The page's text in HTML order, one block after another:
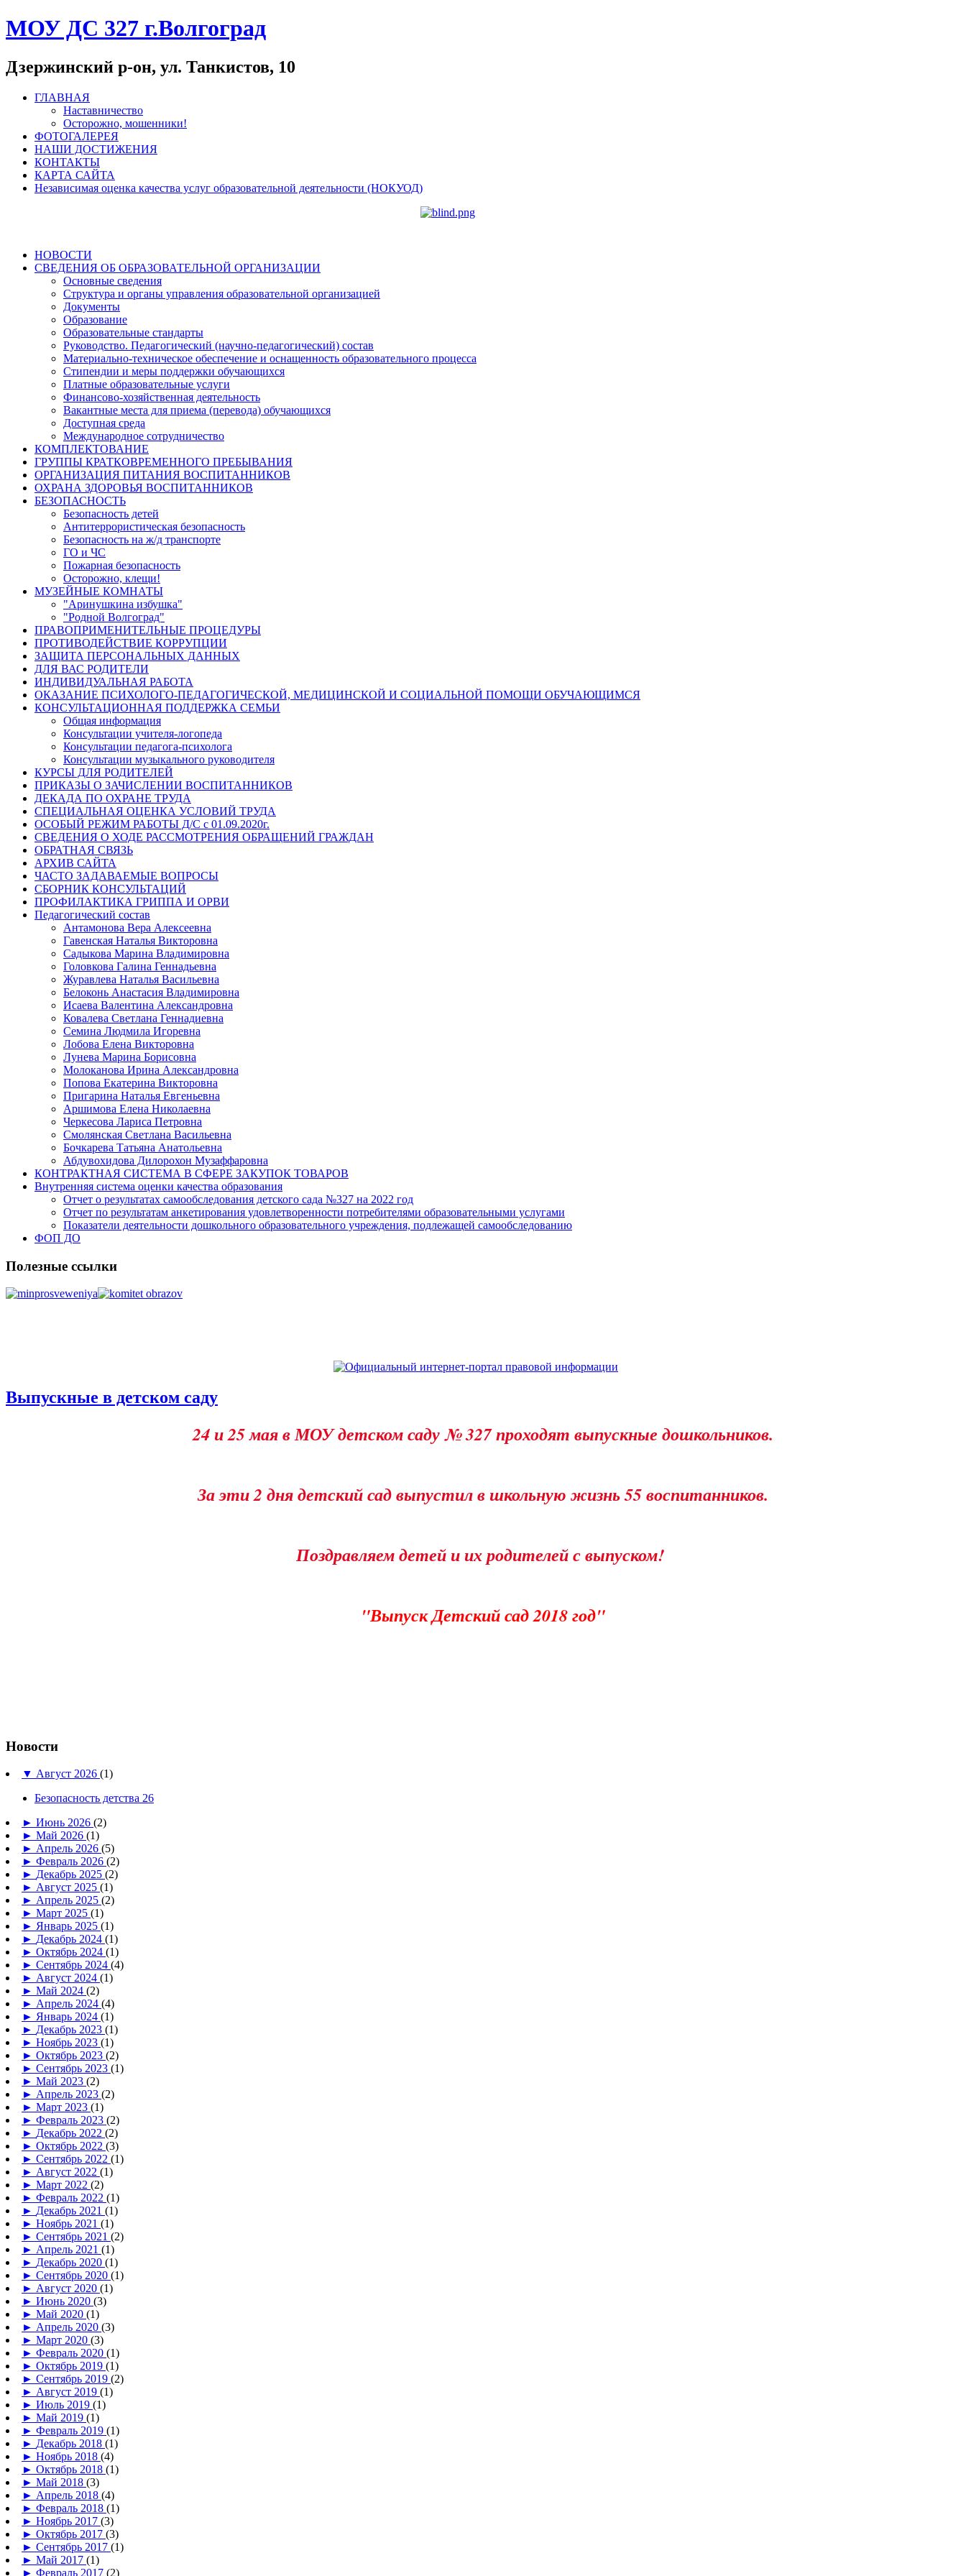
МОУ ДС 327 г.Волгоград
Дзержинский р-он, ул. Танкистов, 10
ГЛАВНАЯ
Наставничество
Осторожно, мошенники!
ФОТОГАЛЕРЕЯ
НАШИ ДОСТИЖЕНИЯ
КОНТАКТЫ
КАРТА САЙТА
Независимая оценка качества услуг образовательной деятельности (НОКУОД)
НОВОСТИ
СВЕДЕНИЯ ОБ ОБРАЗОВАТЕЛЬНОЙ ОРГАНИЗАЦИИ
Основные сведения
Структура и органы управления образовательной организацией
Документы
Образование
Образовательные стандарты
Руководство. Педагогический (научно-педагогический) состав
Материально-техническое обеспечение и оснащенность образовательного процесса
Стипендии и меры поддержки обучающихся
Платные образовательные услуги
Финансово-хозяйственная деятельность
Вакантные места для приема (перевода) обучающихся
Доступная среда
Международное сотрудничество
КОМПЛЕКТОВАНИЕ
ГРУППЫ КРАТКОВРЕМЕННОГО ПРЕБЫВАНИЯ
ОРГАНИЗАЦИЯ ПИТАНИЯ ВОСПИТАННИКОВ
ОХРАНА ЗДОРОВЬЯ ВОСПИТАННИКОВ
БЕЗОПАСНОСТЬ
Безопасность детей
Антитеррористическая безопасность
Безопасность на ж/д транспорте
ГО и ЧС
Пожарная безопасность
Осторожно, клещи!
МУЗЕЙНЫЕ КОМНАТЫ
"Аринушкина избушка"
"Родной Волгоград"
ПРАВОПРИМЕНИТЕЛЬНЫЕ ПРОЦЕДУРЫ
ПРОТИВОДЕЙСТВИЕ КОРРУПЦИИ
ЗАЩИТА ПЕРСОНАЛЬНЫХ ДАННЫХ
ДЛЯ ВАС РОДИТЕЛИ
ИНДИВИДУАЛЬНАЯ РАБОТА
ОКАЗАНИЕ ПСИХОЛОГО-ПЕДАГОГИЧЕСКОЙ, МЕДИЦИНСКОЙ И СОЦИАЛЬНОЙ ПОМОЩИ ОБУЧАЮЩИМСЯ
КОНСУЛЬТАЦИОННАЯ ПОДДЕРЖКА СЕМЬИ
Общая информация
Консультации учителя-логопеда
Консультации педагога-психолога
Консультации музыкального руководителя
КУРСЫ ДЛЯ РОДИТЕЛЕЙ
ПРИКАЗЫ О ЗАЧИСЛЕНИИ ВОСПИТАННИКОВ
ДЕКАДА ПО ОХРАНЕ ТРУДА
СПЕЦИАЛЬНАЯ ОЦЕНКА УСЛОВИЙ ТРУДА
ОСОБЫЙ РЕЖИМ РАБОТЫ Д/С с 01.09.2020г.
СВЕДЕНИЯ О ХОДЕ РАССМОТРЕНИЯ ОБРАЩЕНИЙ ГРАЖДАН
ОБРАТНАЯ СВЯЗЬ
АРХИВ САЙТА
ЧАСТО ЗАДАВАЕМЫЕ ВОПРОСЫ
СБОРНИК КОНСУЛЬТАЦИЙ
ПРОФИЛАКТИКА ГРИППА И ОРВИ
Педагогический состав
Антамонова Вера Алексеевна
Гавенская Наталья Викторовна
Садыкова Марина Владимировна
Головкова Галина Геннадьевна
Журавлева Наталья Васильевна
Белоконь Анастасия Владимировна
Исаева Валентина Александровна
Ковалева Светлана Геннадиевна
Семина Людмила Игоревна
Лобова Елена Викторовна
Лунева Марина Борисовна
Молоканова Ирина Александровна
Попова Екатерина Викторовна
Пригарина Наталья Евгеньевна
Аршимова Елена Николаевна
Черкесова Лариса Петровна
Смолянская Светлана Васильевна
Бочкарева Татьяна Анатольевна
Абдувохидова Дилорохон Музаффаровна
КОНТРАКТНАЯ СИСТЕМА В СФЕРЕ ЗАКУПОК ТОВАРОВ
Внутренняя система оценки качества образования
Отчет о результатах самообследования детского сада №327 на 2022 год
Отчет по результатам анкетирования удовлетворенности потребителями образовательными услугами
Показатели деятельности дошкольного образовательного учреждения, подлежащей самообследованию
ФОП ДО
Полезные ссылки
Выпускные в детском саду
24 и 25 мая в МОУ детском саду № 327 проходят выпускные дошкольников.
За эти 2 дня детский сад выпустил в школьную жизнь 55 воспитанников.
Поздравляем детей и их родителей с выпуском!
"Выпуск Детский сад 2018 год"
Новости
▼ Август 2026 (1)
Безопасность детства 26
► Июнь 2026 (2)
► Май 2026 (1)
► Апрель 2026 (5)
► Февраль 2026 (2)
► Декабрь 2025 (2)
► Август 2025 (1)
► Апрель 2025 (2)
► Март 2025 (1)
► Январь 2025 (1)
► Декабрь 2024 (1)
► Октябрь 2024 (1)
► Сентябрь 2024 (4)
► Август 2024 (1)
► Май 2024 (2)
► Апрель 2024 (4)
► Январь 2024 (1)
► Декабрь 2023 (1)
► Ноябрь 2023 (1)
► Октябрь 2023 (2)
► Сентябрь 2023 (1)
► Май 2023 (2)
► Апрель 2023 (2)
► Март 2023 (1)
► Февраль 2023 (2)
► Декабрь 2022 (2)
► Октябрь 2022 (3)
► Сентябрь 2022 (1)
► Август 2022 (1)
► Март 2022 (2)
► Февраль 2022 (1)
► Декабрь 2021 (1)
► Ноябрь 2021 (1)
► Сентябрь 2021 (2)
► Апрель 2021 (1)
► Декабрь 2020 (1)
► Сентябрь 2020 (1)
► Август 2020 (1)
► Июнь 2020 (3)
► Май 2020 (1)
► Апрель 2020 (3)
► Март 2020 (3)
► Февраль 2020 (1)
► Октябрь 2019 (1)
► Сентябрь 2019 (2)
► Август 2019 (1)
► Июль 2019 (1)
► Май 2019 (1)
► Февраль 2019 (1)
► Декабрь 2018 (1)
► Ноябрь 2018 (4)
► Октябрь 2018 (1)
► Май 2018 (3)
► Апрель 2018 (4)
► Февраль 2018 (1)
► Ноябрь 2017 (3)
► Октябрь 2017 (3)
► Сентябрь 2017 (1)
► Май 2017 (1)
► Февраль 2017 (2)